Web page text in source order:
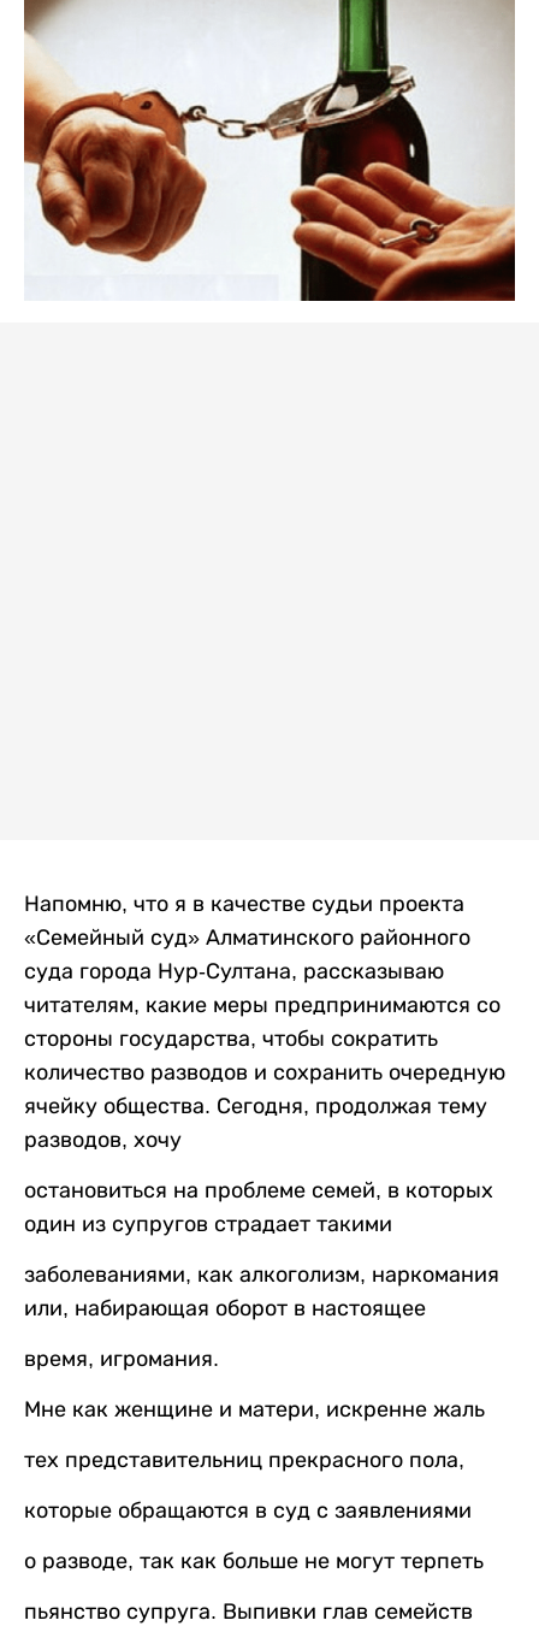
Напомню, что я в качестве судьи проекта
«Семейный суд» Алматинского районного
суда города Нур-Султана, рассказываю
читателям, какие меры предпринимаются со
стороны государства, чтобы сократить
количество разводов и сохранить очередную
ячейку общества. Сегодня, продолжая тему
разводов, хочу
остановиться на проблеме семей, в которых
один из супругов страдает такими
заболеваниями, как алкоголизм, наркомания
или, набирающая оборот в настоящее
время, игромания.
Мне как женщине и матери, искренне жаль
тех представительниц прекрасного пола,
которые обращаются в суд с заявлениями
о разводе, так как больше не могут терпеть
пьянство супруга. Выпивки глав семейств